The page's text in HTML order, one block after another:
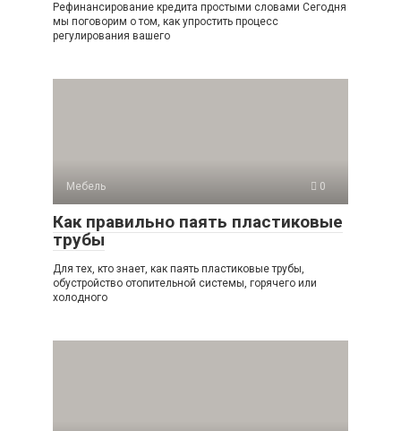
Рефинансирование кредита простыми словами Сегодня
мы поговорим о том, как упростить процесс
регулирования вашего
Мебель 0
Как правильно паять пластиковые
трубы
Для тех, кто знает, как паять пластиковые трубы,
обустройство отопительной системы, горячего или
холодного